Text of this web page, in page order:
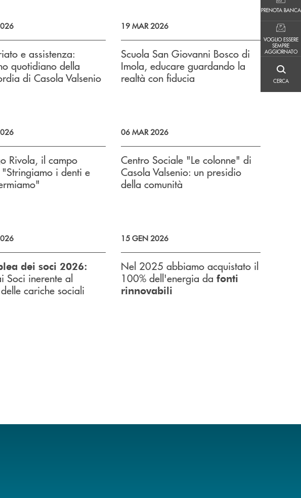
PRENOTA BANCA
VOGLIO ESSERE
SEMPRE
AGGIORNATO
VOGLIO ESSERE SEMPRE AGGIORNATO
CERCA
e assistenza:
quotidiano della
di Casola Valsenio
19 MAR 2026
Scuola San Giovanni Bosco di
Imola, educare guardando la
realtà con fiducia
Rivola, il campo
"Stringiamo i denti e
06 MAR 2026
Centro Sociale "Le colonne" di
Casola Valsenio: un presidio
della comunità
dei soci 2026:
Soci inerente al
cariche sociali
15 GEN 2026
Nel 2025 abbiamo acquistato il
100% dell'energia da fonti
rinnovabili